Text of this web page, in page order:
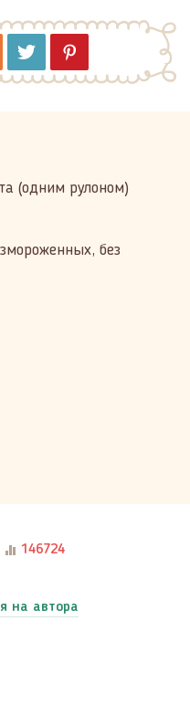
(одним рулоном)
без
146724
на автора